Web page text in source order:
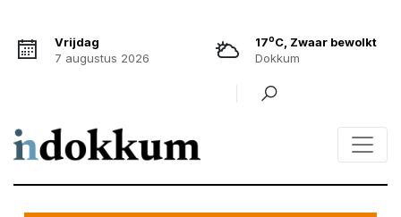
Vrijdag
7 augustus 2026
17oC, Zwaar bewolkt
Dokkum